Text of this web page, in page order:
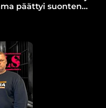
päättyi suonten